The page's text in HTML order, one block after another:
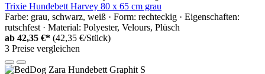
Trixie Hundebett Harvey 80 x 65 cm grau
Farbe: grau, schwarz, weiß · Form: rechteckig · Eigenschaften:
rutschfest · Material: Polyester, Velours, Plüsch
ab 42,35 €* (42,35 €/Stück)
3 Preise vergleichen